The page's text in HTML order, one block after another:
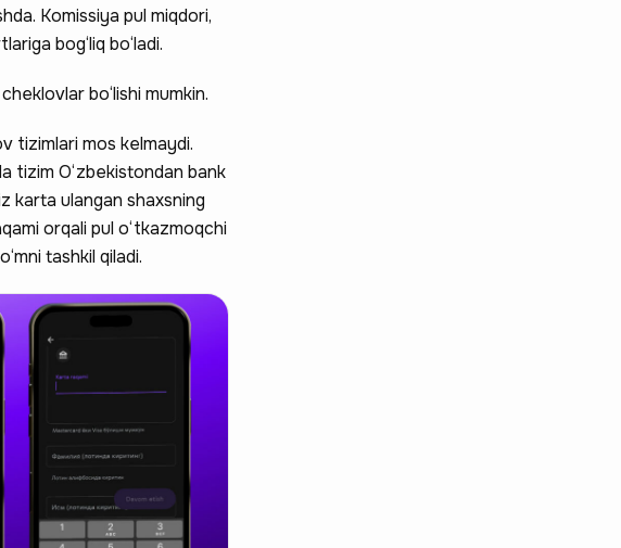
Komissiya pul miqdori,
bog‘liq bo‘ladi.
bo‘lishi mumkin.
tizimlari mos kelmaydi.
tizim O‘zbekistondan bank
karta ulangan shaxsning
orqali pul o‘tkazmoqchi
tashkil qiladi.